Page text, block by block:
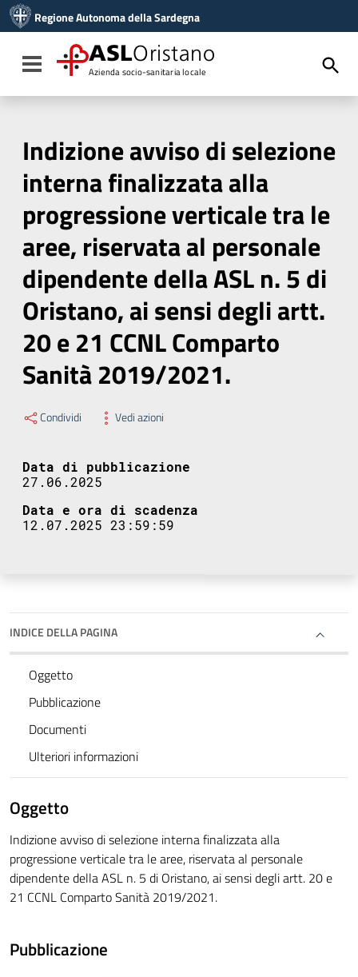
Vai al menu di navigazione
Vai al footer
Regione Autonoma della Sardegna
Toggle navigation
ASLOristano
Azienda socio-sanitaria locale
Indizione avviso di selezione
interna finalizzata alla
progressione verticale tra le
aree, riservata al personale
dipendente della ASL n. 5 di
Oristano, ai sensi degli artt.
20 e 21 CCNL Comparto
Sanità 2019/2021.
Condividi Vedi azioni
Data di pubblicazione
27.06.2025
Data e ora di scadenza
12.07.2025 23:59:59
INDICE DELLA PAGINA
Oggetto
Pubblicazione
Documenti
Ulteriori informazioni
Oggetto
Indizione avviso di selezione interna finalizzata alla
progressione verticale tra le aree, riservata al personale
dipendente della ASL n. 5 di Oristano, ai sensi degli artt. 20 e
21 CCNL Comparto Sanità 2019/2021.
Pubblicazione